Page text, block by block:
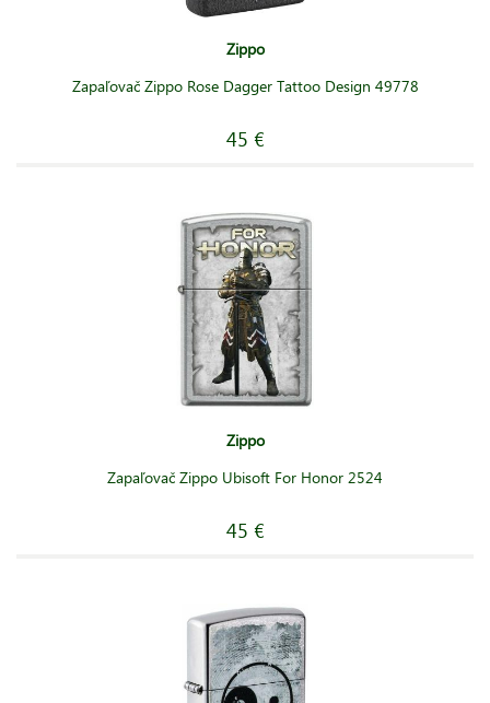
Zippo
Zapaľovač Zippo Rose Dagger Tattoo Design 49778
45 €
Zippo
Zapaľovač Zippo Ubisoft For Honor 2524
45 €